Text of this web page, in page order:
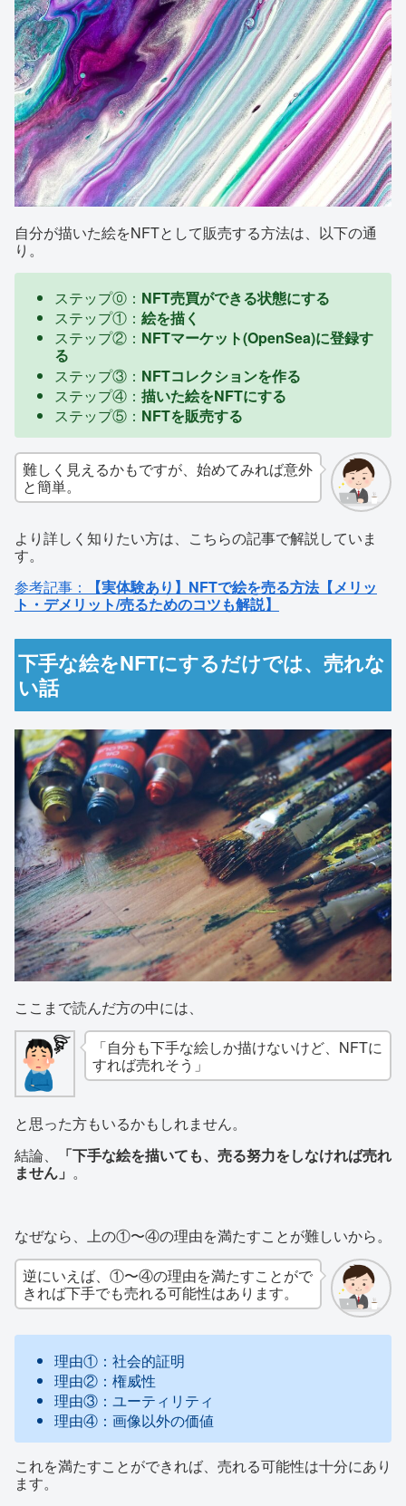
自分が描いた絵をNFTとして販売する方法は、以下の通
り。
ステップ⓪： NFT売買ができる状態にする
ステップ①：絵を描く
ステップ②： NFTマーケット(OpenSea)に登録す
る
ステップ③： NFTコレクションを作る
ステップ④：描いた絵をNFTにする
ステップ⑤： NFTを販売する
難しく見えるかもですが、始めてみれば意外
と簡単。
より詳しく知りたい方は、こちらの記事で解説していま
す。
参考記事：
【実体験あり】NFTで絵を売る方法【メリッ
ト・デメリット/売るためのコツも解説】
下手な絵をNFTにするだけでは、売れな
い話
ここまで読んだ方の中には、
「自分も下手な絵しか描けないけど、NFTに
すれば売れそう」
と思った方もいるかもしれません。
結論、
「下手な絵を描いても、売る努力をしなければ売れ
ません」 。
なぜなら、上の①〜④の理由を満たすことが難しいから。
逆にいえば、①〜④の理由を満たすことがで
きれば下手でも売れる可能性はあります。
理由①：社会的証明
理由②：権威性
理由③：ユーティリティ
理由④：画像以外の価値
これを満たすことができれば、売れる可能性は十分にあり
ます。